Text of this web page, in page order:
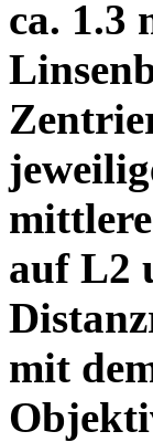
ca. 1.3
auf L2
mit